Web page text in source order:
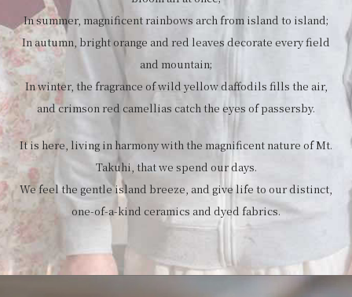
In summer, magnificent rainbows arch from island to island;
In autumn, bright orange and red leaves decorate every field
and mountain;
In winter, the fragrance of wild yellow daffodils fills the air,
and crimson red camellias catch the eyes of passersby.
It is here, living in harmony with the magnificent nature of Mt.
Takuhi, that we spend our days.
We feel the gentle island breeze, and give life to our distinct,
one-of-a-kind ceramics and dyed fabrics.